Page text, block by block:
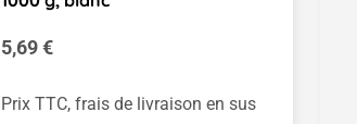
Prix régulier :
5,69 €
Prix TTC, frais de livraison en sus